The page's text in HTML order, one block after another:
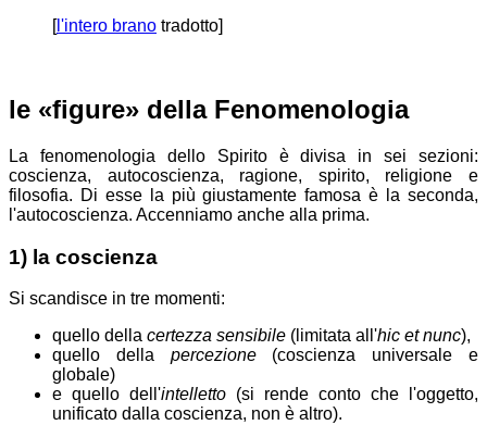
[l'intero brano tradotto]
le figure della Fenomenologia
La fenomenologia dello Spirito è divisa in sei sezioni:
coscienza, autocoscienza, ragione, spirito, religione e
filosofia. Di esse la più giustamente famosa è la seconda,
l'autocoscienza. Accenniamo anche alla prima.
1) la coscienza
Si scandisce in tre momenti:
quello della certezza sensibile (limitata all'hic et nunc),
quello della percezione(coscienza universale e
globale)
e quello dell'intelletto (si rende conto che l'oggetto,
unificato dalla coscienza, non è altro).